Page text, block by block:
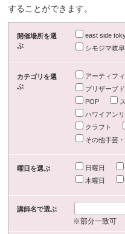
することができます。
開催場所を選
ぶ
east side
シモジマ岐
カテゴリを選
ぶ
アーティフ
プリザーブ
POP
ハワイアン
クラフト
その他手芸
曜日を選ぶ 日曜日
木曜日
講師名で選ぶ
※部分一致可